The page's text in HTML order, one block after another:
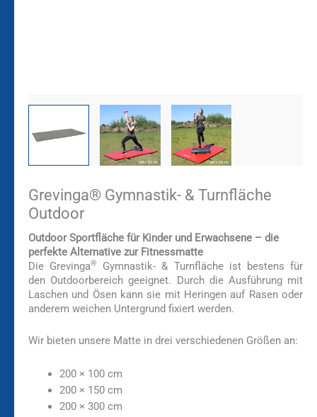
Grevinga® Gymnastik- & Turnfläche
Outdoor
Outdoor Sportfläche für Kinder und Erwachsene – die
perfekte Alternative zur Fitnessmatte
Die Grevinga®
Gymnastik- & Turnfläche ist bestens für
den Outdoorbereich geeignet. Durch die Ausführung mit
Laschen und Ösen kann sie mit Heringen auf Rasen oder
anderem weichen Untergrund fixiert werden.
Wir bieten unsere Matte in drei verschiedenen Größen an:
200 × 100 cm
200 × 150 cm
200 × 300 cm